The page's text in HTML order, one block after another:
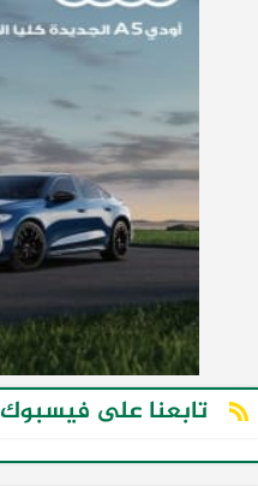
تابعنا على فيسبوك